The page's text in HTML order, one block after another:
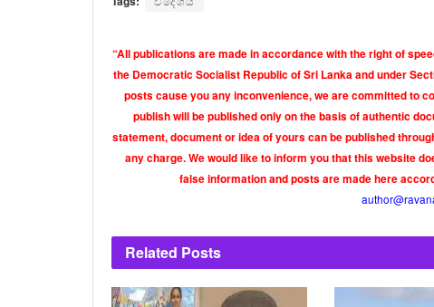
“All publications are made in accordance with the right of
the Democratic Socialist Republic of Sri Lanka and under
posts cause you any inconvenience, we are committed to
publish will be published only on the basis of authentic
statement, document or idea of yours can be published
any charge. We would like to inform you that this website
false information and posts are made here
Related Posts